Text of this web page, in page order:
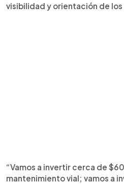
visibilidad y orientación de
“Vamos a invertir cerca de
mantenimiento vial; vamos a